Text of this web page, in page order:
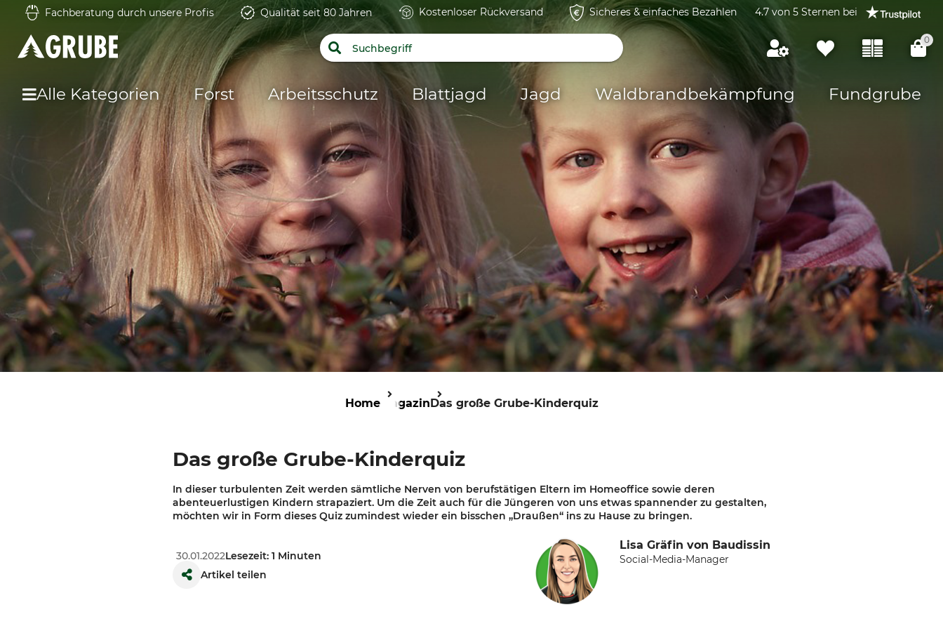
Fachberatung durch unsere Profis Qualität seit 80 Jahren Kostenloser Rückversand Sicheres & einfaches Bezahlen 4.7 von 5 Sternen bei
0
Alle Kategorien Forst Arbeitsschutz Blattjagd Jagd Waldbrandbekämpfung Fundgrube
HomeMagazinDas große Grube-Kinderquiz
Das große Grube-Kinderquiz
In dieser turbulenten Zeit werden sämtliche Nerven von berufstätigen Eltern im Homeoffice sowie deren
abenteuerlustigen Kindern strapaziert. Um die Zeit auch für die Jüngeren von uns etwas spannender zu gestalten,
möchten wir in Form dieses Quiz zumindest wieder ein bisschen „Draußen“ ins zu Hause zu bringen.
30.01.2022Lesezeit: 1 Minuten
Artikel teilen
Lisa Gräfin von Baudissin
Social-Media-Manager